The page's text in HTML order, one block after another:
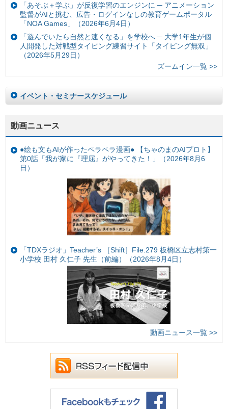
「あそぶ＋学ぶ」が反復学習のエンジンに ─ アニメーション
監督がAIと挑む、広告・ログインなしの教育ゲームポータル
「NOA Games」（2026年6月4日）
「遊んでいたら自然と速くなる」を学校へ ─ 大学1年生が個
人開発した対戦型タイピング練習サイト「タイピング無双」
（2026年5月29日）
ズームイン一覧 >>
イベント・セミナースケジュール
動画ニュース
●絵も文もAIが作ったペラペラ漫画● 【ちゃのまのAIプロト】
第0話「我が家に『理屈』がやってきた！」（2026年8月6
日）
「TDXラジオ」Teacher’s ［Shift］File.279 板橋区立志村第一
小学校 田村 久仁子 先生（前編）（2026年8月4日）
動画ニュース一覧 >>